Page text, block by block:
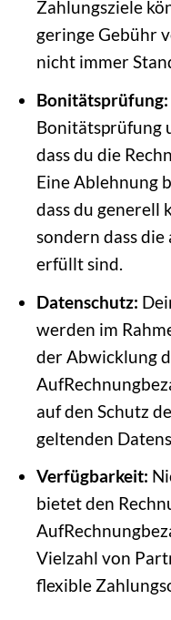
Zahlungsziele
geringe Gebühr
nicht immer
Bonitätsprüfung:
Bonitätsprüfung
dass du die
Eine Ablehnung
dass du generell
sondern dass
erfüllt sind.
Datenschutz:
werden im
der Abwicklung
auf den Schutz
geltenden
Verfügbarkeit:
bietet den
Vielzahl von
flexible